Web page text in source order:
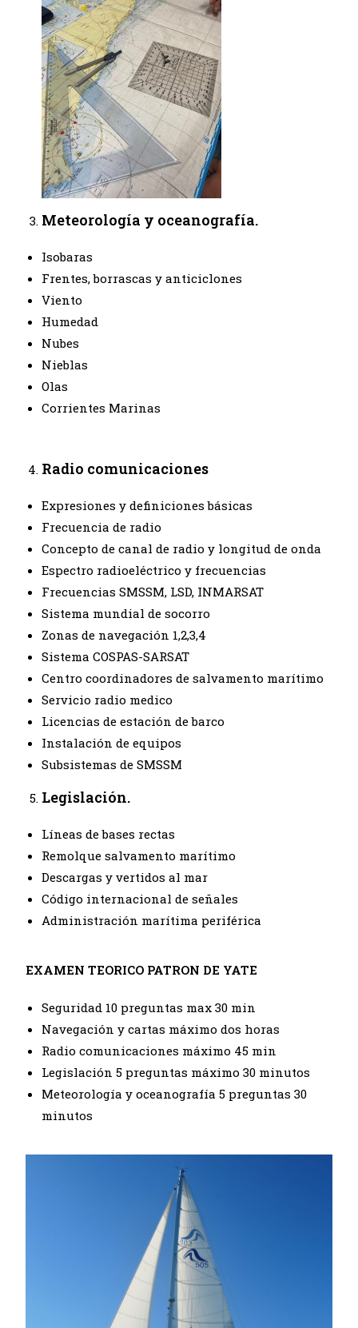
Meteorología y oceanografía.
Isobaras
Frentes, borrascas y anticiclones
Viento
Humedad
Nubes
Nieblas
Olas
Corrientes Marinas
Radio comunicaciones
Expresiones y definiciones básicas
Frecuencia de radio
Concepto de canal de radio y longitud de onda
Espectro radioeléctrico y frecuencias
Frecuencias SMSSM, LSD, INMARSAT
Sistema mundial de socorro
Zonas de navegación 1,2,3,4
Sistema COSPAS-SARSAT
Centro coordinadores de salvamento marítimo
Servicio radio medico
Licencias de estación de barco
Instalación de equipos
Subsistemas de SMSSM
Legislación.
Líneas de bases rectas
Remolque salvamento marítimo
Descargas y vertidos al mar
Código internacional de señales
Administración marítima periférica
EXAMEN TEORICO PATRON DE YATE
Seguridad 10 preguntas max 30 min
Navegación y cartas máximo dos horas
Radio comunicaciones máximo 45 min
Legislación 5 preguntas máximo 30 minutos
Meteorología y oceanografía 5 preguntas 30
minutos